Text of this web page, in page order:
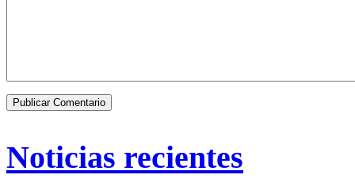
Noticias recientes